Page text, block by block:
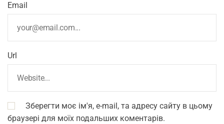
Email
Url
Зберегти моє ім'я, e-mail, та адресу сайту в цьому
браузері для моїх подальших коментарів.